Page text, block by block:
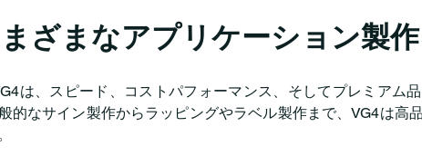
ざまなアプリケーション製
は、スピード、コストパフォーマンス、そしてプレミアム
的なサイン製作からラッピングやラベル製作まで、VG4は高